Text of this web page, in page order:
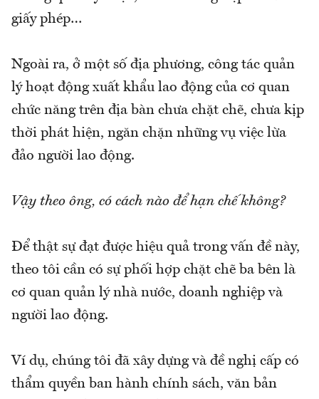
giấy phép…
Ngoài ra, ở một số địa phương, công tác quản
lý hoạt động xuất khẩu lao động của cơ quan
chức năng trên địa bàn chưa chặt chẽ, chưa kịp
thời phát hiện, ngăn chặn những vụ việc lừa
đảo người lao động.
Vậy theo ông, có cách nào để hạn chế không?
Để thật sự đạt được hiệu quả trong vấn đề này,
theo tôi cần có sự phối hợp chặt chẽ ba bên là
cơ quan quản lý nhà nước, doanh nghiệp và
người lao động.
Ví dụ, chúng tôi đã xây dựng và đề nghị cấp có
thẩm quyền ban hành chính sách, văn bản